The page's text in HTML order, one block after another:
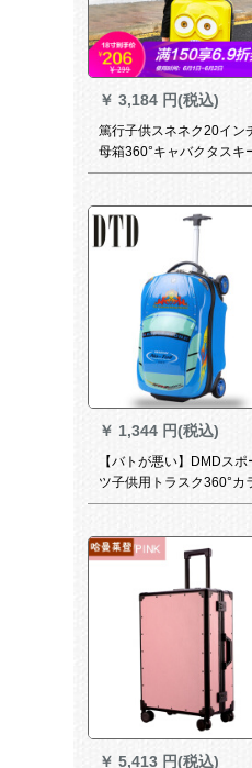
￥ 3,184 円(税込)
篤行子供スネネク20イン
母箱360°キャバクタスキ
子の子用立体スナイパー
ツスポーツスポーツスポー
スポーツスポーツスポーツ
ーツスポーツスポーツジ
イニングTSAロック搭載ケ
ス女性20イシコ+一生保証
￥ 1,344 円(税込)
【バトが悪い】DMDスポ
ツ子供用トラスク360°カ
タ小学校生气内持込可能
ーツ18/20インティーチは
メーに乗る男の子用立体ケ
スブルックで乗用車を3-1
￥ 5,413 円(税込)